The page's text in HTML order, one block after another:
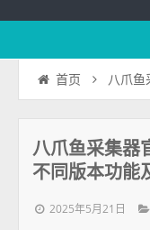
首页 八爪鱼
八爪鱼采集器
不同版本功能
2025年5月21日